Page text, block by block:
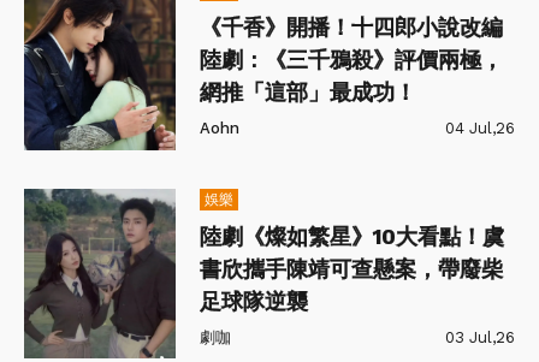
《千香》開播！十四郎小說改編
陸劇：《三千鴉殺》評價兩極，
網推「這部」最成功！
Aohn 04 Jul,26
娛樂
陸劇《燦如繁星》10大看點！虞
書欣攜手陳靖可查懸案，帶廢柴
足球隊逆襲
劇咖 03 Jul,26